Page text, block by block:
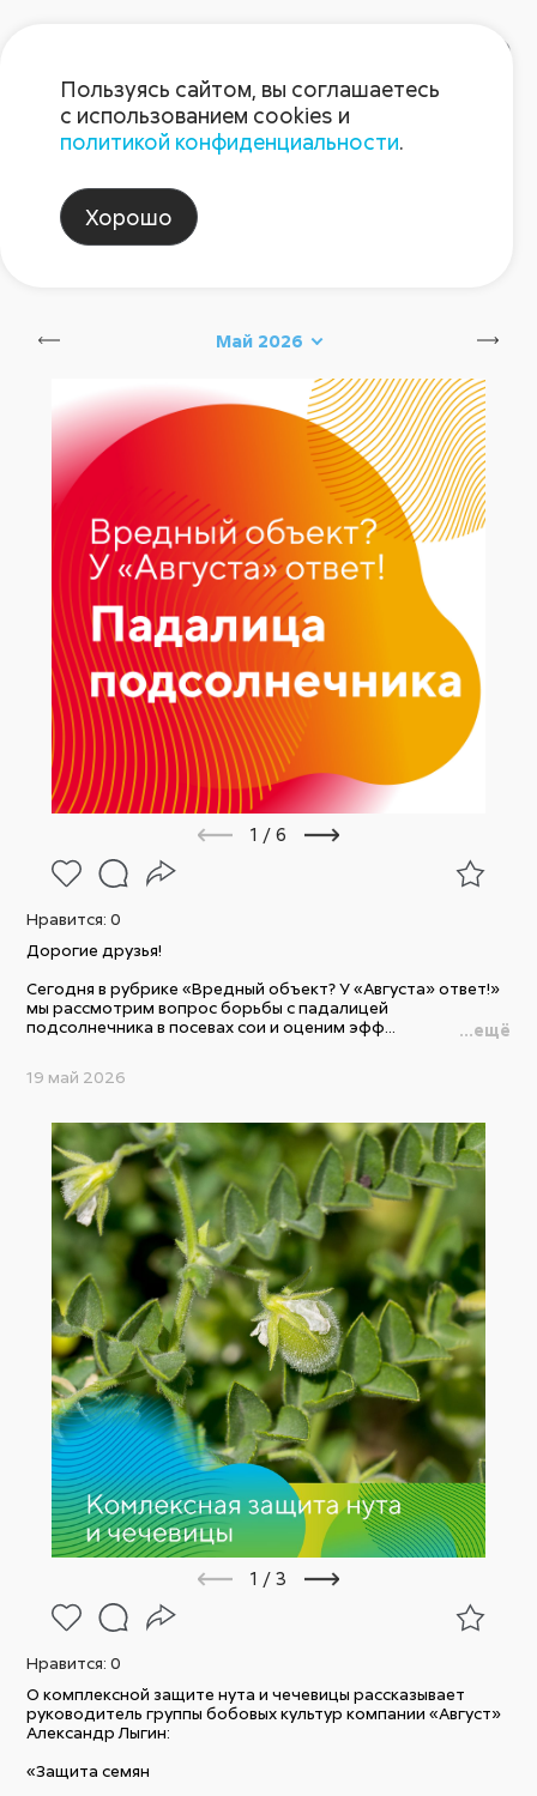
Блог Августа
Май 2026
1 / 6
Нравится:0
Дорогие друзья!
Сегодня в рубрике «Вредный объект? У «Августа» ответ!»
мы рассмотрим вопрос борьбы с падалицей
подсолнечника в посевах сои и оценим эфф...
...ещё
19 май 2026
1 / 3
Нравится:0
О комплексной защите нута и чечевицы рассказывает
руководитель группы бобовых культур компании «Август»
Александр Лыгин:
«Защита семян
Пользуясь сайтом, вы соглашаетесь
с использованием cookies и
политикой конфиденциальности.
Хорошо